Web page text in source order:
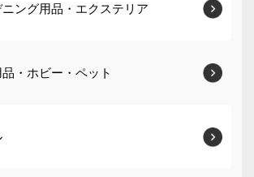
ニング用品・エクステリア
・ホビー・ペット